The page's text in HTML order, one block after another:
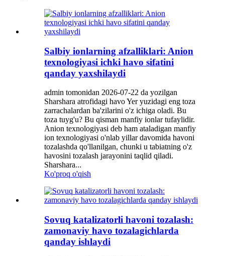
Salbiy ionlarning afzalliklari: Anion
texnologiyasi ichki havo sifatini
qanday yaxshilaydi
admin tomonidan 2026-07-22 da yozilgan
Sharshara atrofidagi havo Yer yuzidagi eng toza
zarrachalardan ba'zilarini o'z ichiga oladi. Bu
toza tuyg'u? Bu qisman manfiy ionlar tufaylidir.
Anion texnologiyasi deb ham ataladigan manfiy
ion texnologiyasi o'nlab yillar davomida havoni
tozalashda qo'llanilgan, chunki u tabiatning o'z
havosini tozalash jarayonini taqlid qiladi.
Sharshara...
Ko'proq o'qish
Sovuq katalizatorli havoni tozalash:
zamonaviy havo tozalagichlarda
qanday ishlaydi